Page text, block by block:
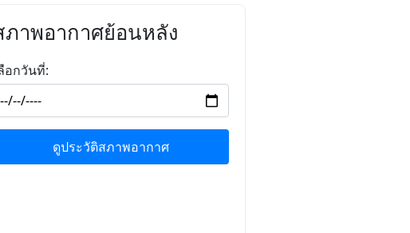
ภาพอากาศย้อนหลัง
อกวันที่:
ดูประวัติสภาพอากาศ